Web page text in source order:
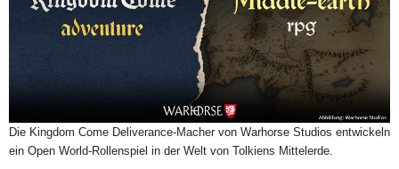
Die Kingdom Come Deliverance-Macher von Warhorse Studios entwickeln
ein Open World-Rollenspiel in der Welt von Tolkiens Mittelerde.